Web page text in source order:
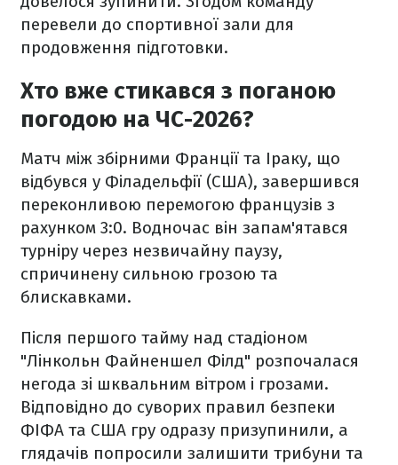
перевели до спортивної зали для
продовження підготовки.
Хто вже стикався з поганою
погодою на ЧС-2026?
Матч між збірними Франції та Іраку, що
відбувся у Філадельфії (США), завершився
переконливою перемогою французів з
рахунком 3:0. Водночас він запам'ятався
турніру через незвичайну паузу,
спричинену сильною грозою та
блискавками.
Після першого тайму над стадіоном
"Лінкольн Файненшел Філд" розпочалася
негода зі шквальним вітром і грозами.
Відповідно до суворих правил безпеки
ФІФА та США гру одразу призупинили, а
глядачів попросили залишити трибуни та